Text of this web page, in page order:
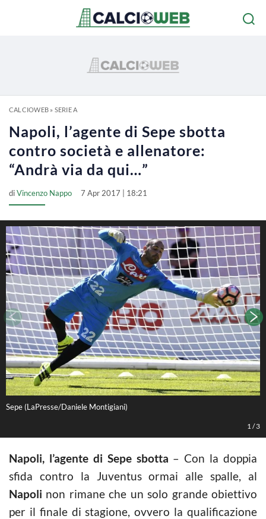
CALCIOWEB» SERIE A
Napoli, l’agente di Sepe sbotta
contro società e allenatore:
“Andrà via da qui…”
diVincenzo Nappo 7 Apr 2017 | 18:21
Sepe (LaPresse/Daniele Montigiani)
1 /3
Napoli, l’agente di Sepe sbotta – Con la doppia
sfida contro la Juventus ormai alle spalle, al
Napoli non rimane che un solo grande obiettivo
per il finale di stagione, ovvero la qualificazione